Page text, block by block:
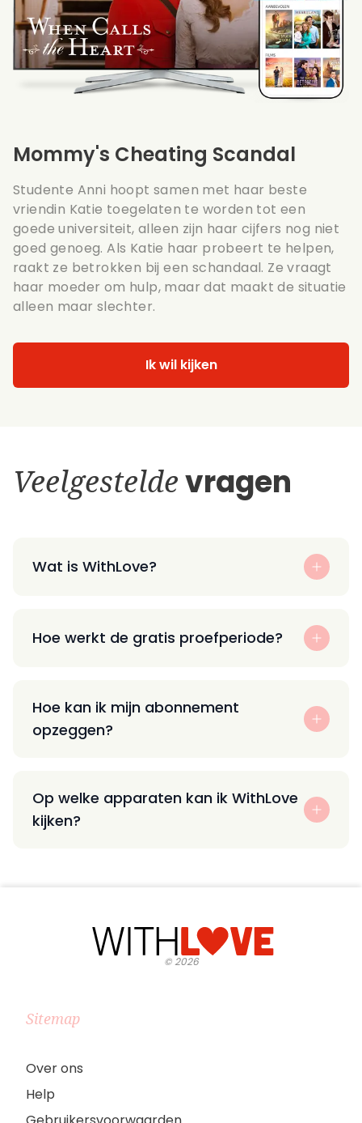
Mommy's Cheating Scandal
Studente Anni hoopt samen met haar beste
vriendin Katie toegelaten te worden tot een
goede universiteit, alleen zijn haar cijfers nog niet
goed genoeg. Als Katie haar probeert te helpen,
raakt ze betrokken bij een schandaal. Ze vraagt
haar moeder om hulp, maar dat maakt de situatie
alleen maar slechter.
Ik wil kijken
Veelgesteldevragen
Wat is WithLove?
Hoe werkt de gratis proefperiode?
Hoe kan ik mijn abonnement
opzeggen?
Op welke apparaten kan ik WithLove
kijken?
©2026
Sitemap
Over ons
Help